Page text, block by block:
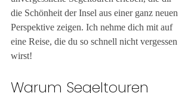
die Schönheit der Insel aus einer ganz neuen
Perspektive zeigen. Ich nehme dich mit auf
eine Reise, die du so schnell nicht vergessen
wirst!
Warum Segeltouren